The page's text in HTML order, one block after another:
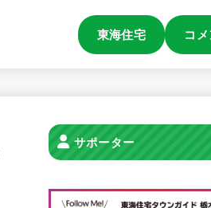
東海住宅 コ
サポーター